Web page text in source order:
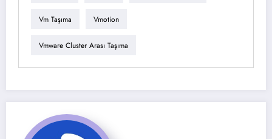
Vm Taşıma Vmotion
Vmware Cluster Arası Taşıma